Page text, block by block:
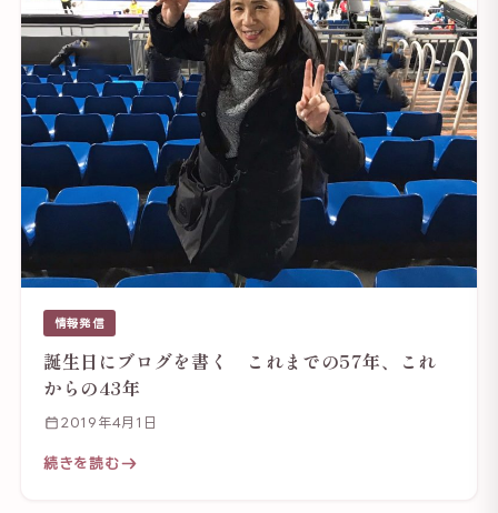
情報発信
誕生日にブログを書く これまでの57年、これ
からの43年
2019年4月1日
続きを読む